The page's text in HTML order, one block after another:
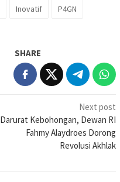
Inovatif
P4GN
SHARE
Next post
Darurat Kebohongan, Dewan RI
Fahmy Alaydroes Dorong
Revolusi Akhlak